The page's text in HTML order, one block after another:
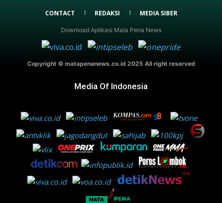
CONTACT REDAKSI MEDIA SIBER
Download Aplikasi Mata Pena News
Copyright © matapenanews.co.id 2025 All right reserved
Media Of Indonesia